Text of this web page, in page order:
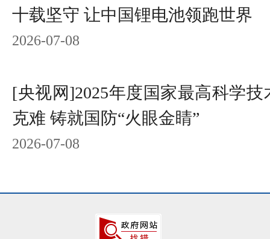
十载坚守 让中国锂电池领跑世界
2026-07-08
[央视网]2025年度国家最高科学
克难 铸就国防“火眼金睛”
2026-07-08